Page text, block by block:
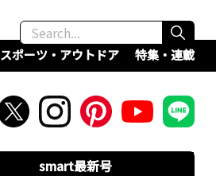
スポーツ・アウトドア 特集・連載
smart最新号